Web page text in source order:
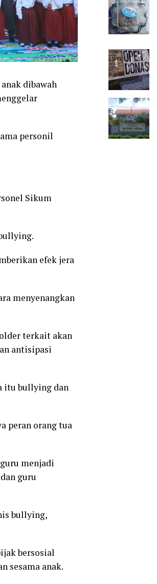
dibawah
personil
Sikum
efek jera
menyenangkan
terkait akan
antisipasi
itu bullying dan
peran orang tua
menjadi
guru
bullying,
bersosial
sesama anak.